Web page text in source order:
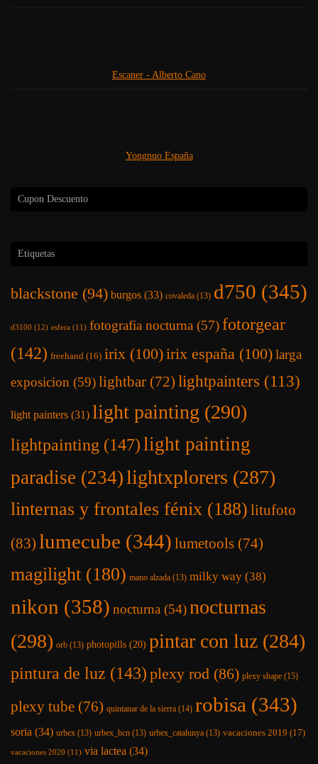
Escaner - Alberto Cano
Yongnuo España
Cupon Descuento
Etiquetas
blackstone (94) burgos (33) covaleda (13) d750 (345)
d3100 (12) esfera (11) fotografia nocturna (57)fotorgear
(142) freehand (16) irix (100)irix españa (100)larga
exposicion (59)lightbar (72) lightpainters (113)
light painters (31) light painting (290)
lightpainting (147)light painting
paradise (234)lightxplorers (287)
linternas y frontales fénix (188) litufoto
(83) lumecube (344) lumetools (74)
magilight (180) mano alzada (13) milky way (38)
nikon (358) nocturna (54)nocturnas
(298) orb (13) photopills (20) pintar con luz (284)
pintura de luz (143) plexy rod (86) plexy shape (15)
plexy tube (76) quintanar de la sierra (14) robisa (343)
soria (34) urbex (13) urbex_bcn (13) urbex_catalunya (13) vacaciones 2019 (17)
vacaciones 2020 (11) via lactea (34)